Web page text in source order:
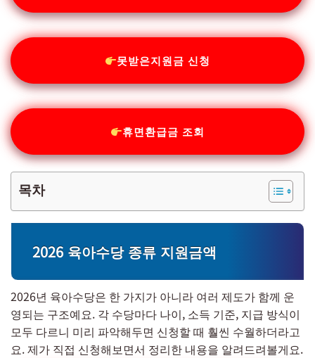
못받은지원금 신청
휴면환급금 조회
목차
2026 육아수당 종류 지원금액
2026년 육아수당은 한 가지가 아니라 여러 제도가 함께 운
영되는 구조예요. 각 수당마다 나이, 소득 기준, 지급 방식이
모두 다르니 미리 파악해두면 신청할 때 훨씬 수월하더라고
요. 제가 직접 신청해보면서 정리한 내용을 알려드려볼게요.